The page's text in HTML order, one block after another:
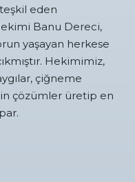
eden
Banu Dereci,
yaşayan herkese
Hekimimiz,
çiğneme
çözümler üretip en